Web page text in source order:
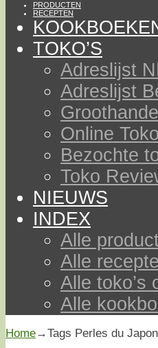
PRODUCTEN
RECEPTEN
TOKO’S
Adreslijst
Adreslijst
Online
Bezochte
Toko
NIEUWS
INDEX
Alle
Alle
Alle toko’s
Alle
Home→Tags Perles du Japon